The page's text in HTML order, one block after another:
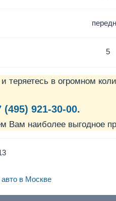
5
теряетесь в огромном
(495) 921-30-00.
Вам наиболее выгодное
авто в Москве